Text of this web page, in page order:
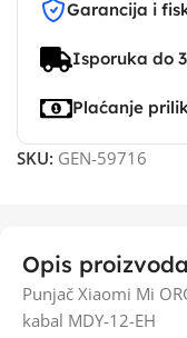
Garancija i
Isporuka do
Plaćanje
SKU: GEN-59716
Opis proizvoda
Punjač Xiaomi Mi
kabal MDY-12-EH